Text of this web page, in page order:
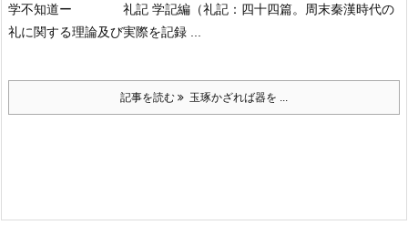
学不知道ー 礼記 学記編 （礼記：四十四篇。周末秦漢時代の
礼に関する理論及び実際を記録 ...
記事を読む 玉琢かざれば器を ...